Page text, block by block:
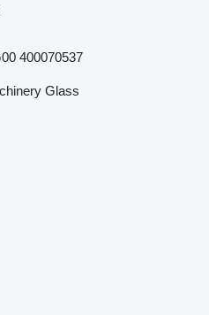
400070537
Glass